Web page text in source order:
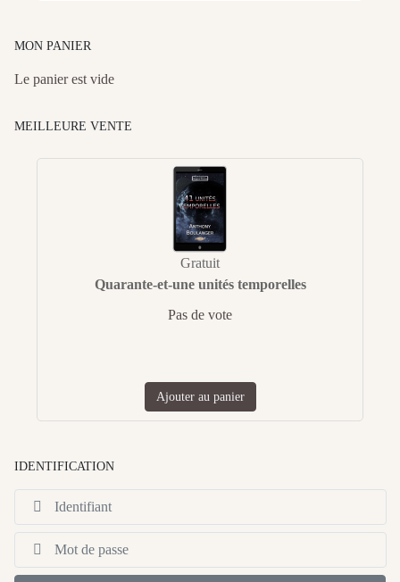
MON PANIER
Le panier est vide
MEILLEURE VENTE
Gratuit
Quarante-et-une unités temporelles
Pas de vote
Ajouter au panier
IDENTIFICATION